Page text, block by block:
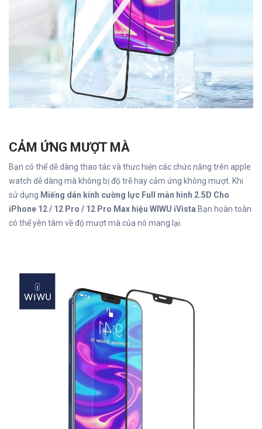
CẢM ỨNG MƯỢT MÀ
Bạn có thể dễ dàng thao tác và thưc hiện các chức năng trên apple
watch dễ dàng mà không bị độ trễ hay cảm ứng không mượt. Khi
sử dụng Miếng dán kính cường lực Full màn hình 2.5D Cho
iPhone 12 / 12 Pro / 12 Pro Max hiệu WIWU iVista Bạn hoàn toàn
có thể yên tâm về độ mượt mà của nó mang lại.